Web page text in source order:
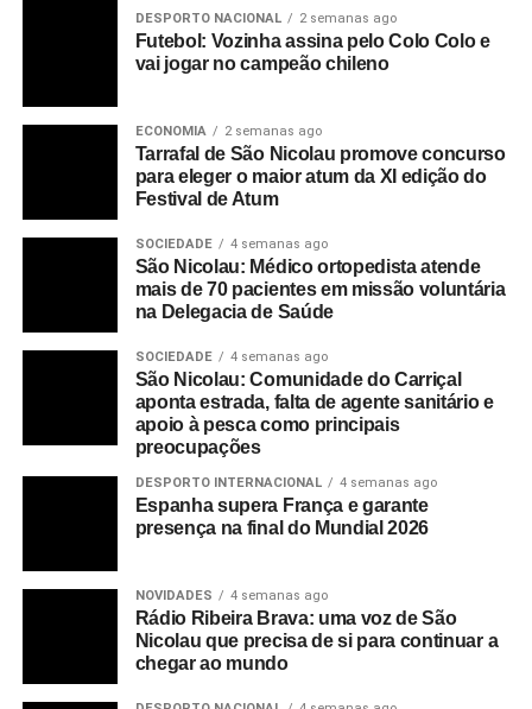
DESPORTO NACIONAL 2 semanas ago
Futebol: Vozinha assina pelo Colo Colo e
vai jogar no campeão chileno
ECONOMIA 2 semanas ago
Tarrafal de São Nicolau promove concurso
para eleger o maior atum da XI edição do
Festival de Atum
SOCIEDADE 4 semanas ago
São Nicolau: Médico ortopedista atende
mais de 70 pacientes em missão voluntária
na Delegacia de Saúde
SOCIEDADE 4 semanas ago
São Nicolau: Comunidade do Carriçal
aponta estrada, falta de agente sanitário e
apoio à pesca como principais
preocupações
DESPORTO INTERNACIONAL 4 semanas ago
Espanha supera França e garante
presença na final do Mundial 2026
NOVIDADES 4 semanas ago
Rádio Ribeira Brava: uma voz de São
Nicolau que precisa de si para continuar a
chegar ao mundo